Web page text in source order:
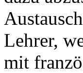
Lehrer,
mit